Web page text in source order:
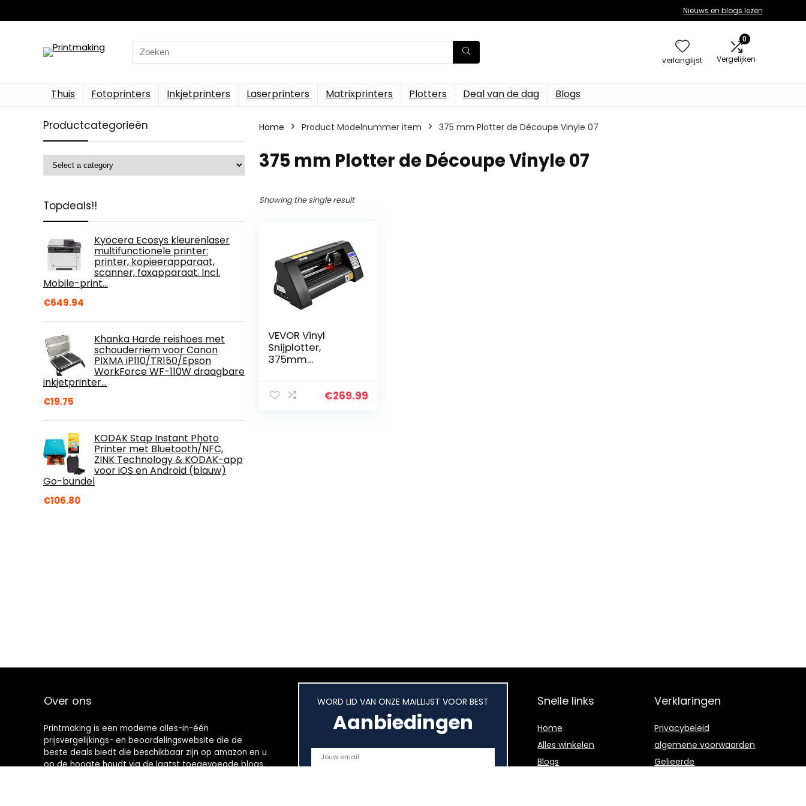
Nieuws en blogs lezen
Search
for:
verlanglijst
0
Vergelijken
Thuis Fotoprinters Inkjetprinters Laserprinters Matrixprinters Plotters Deal van de dag Blogs
Productcategorieën
Topdeals!!
Kyocera Ecosys kleurenlaser
multifunctionele printer:
printer, kopieerapparaat,
scanner, faxapparaat. Incl.
Mobile-print…
€649.94
Khanka Harde reishoes met
schouderriem voor Canon
PIXMA iP110/TR150/Epson
WorkForce WF-110W draagbare
inkjetprinter…
€19.75
KODAK Stap Instant Photo
Printer met Bluetooth/NFC,
ZINK Technology & KODAK-app
voor iOS en Android (blauw)
Go-bundel
€106.80
Home Product Modelnummer item ‎375 mm Plotter de Découpe Vinyle 07
‎375 mm Plotter de Découpe Vinyle 07
Showing the single result
VEVOR Vinyl
Snijplotter,
375mm
Desktop Vinyl
€269.99
Over ons
Printmaking is een moderne alles-in-één
prijsvergelijkings- en beoordelingswebsite die de
beste deals biedt die beschikbaar zijn op amazon en u
op de hoogte houdt via de laatst toegevoegde blogs.
WORD LID VAN ONZE MAILLIJST VOOR BEST
Aanbiedingen
Snelle links
Home
Alles winkelen
Blogs
Verklaringen
Privacybeleid
algemene voorwaarden
Gelieerde